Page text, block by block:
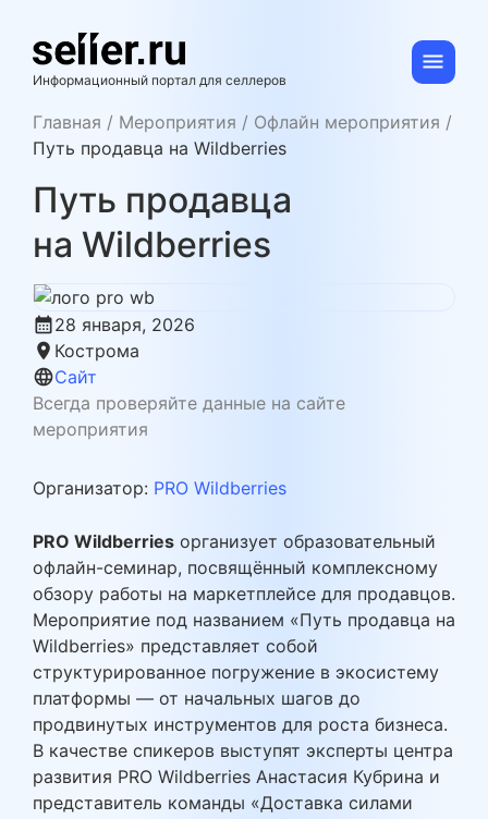
content
se11er.ru
Информационный портал для селлеров
Главная / Мероприятия / Офлайн мероприятия /
Путь продавца на Wildberries
Путь продавца
на Wildberries
calendar_month28 января, 2026
location_on Кострома
languageСайт
Всегда проверяйте данные на сайте
мероприятия
Организатор: PRO Wildberries
PRO Wildberries организует образовательный
офлайн-семинар, посвящённый комплексному
обзору работы на маркетплейсе для продавцов.
Мероприятие под названием «Путь продавца на
Wildberries» представляет собой
структурированное погружение в экосистему
платформы — от начальных шагов до
продвинутых инструментов для роста бизнеса.
В качестве спикеров выступят эксперты центра
развития PRO Wildberries Анастасия Кубрина и
представитель команды «Доставка силами